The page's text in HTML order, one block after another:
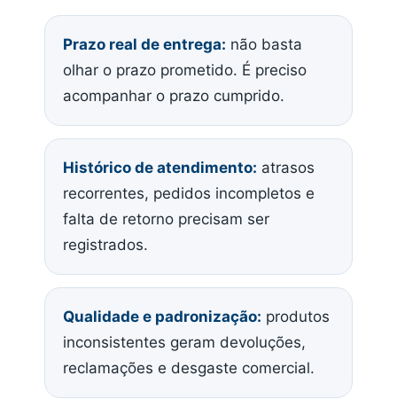
Prazo real de entrega: não basta
olhar o prazo prometido. É preciso
acompanhar o prazo cumprido.
Histórico de atendimento: atrasos
recorrentes, pedidos incompletos e
falta de retorno precisam ser
registrados.
Qualidade e padronização: produtos
inconsistentes geram devoluções,
reclamações e desgaste comercial.